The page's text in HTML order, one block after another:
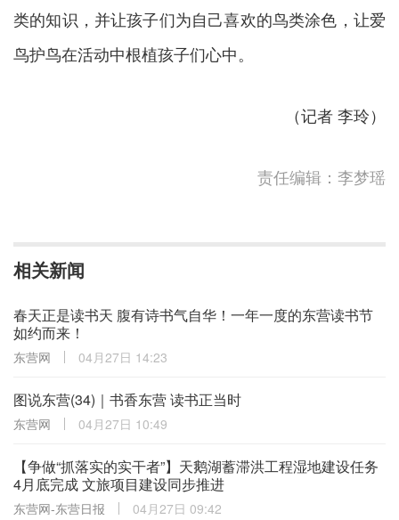
类的知识，并让孩子们为自己喜欢的鸟类涂色，让爱
鸟护鸟在活动中根植孩子们心中。
（记者 李玲）
责任编辑：李梦瑶
相关新闻
春天正是读书天 腹有诗书气自华！一年一度的东营读书节
如约而来！
东营网 04月27日 14:23
图说东营(34)｜书香东营 读书正当时
东营网 04月27日 10:49
【争做“抓落实的实干者”】天鹅湖蓄滞洪工程湿地建设任务
4月底完成 文旅项目建设同步推进
东营网-东营日报 04月27日 09:42